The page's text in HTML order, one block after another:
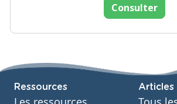
Consulter
Ressources Articles